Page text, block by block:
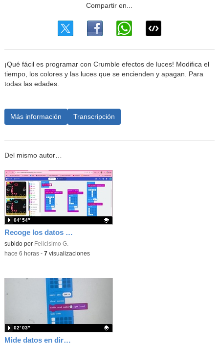
¡Qué fácil es programar con Crumble efectos de luces! Modifica el
tiempo, los colores y las luces que se encienden y apagan. Para
todas las edades.
Más información Transcripción
Del mismo autor…
Recoge los datos en una gráfica programando tu placa microbit con MakeCode y conoce la Tª y nivel de luz en este eclipse
Contenido educativo.
subido por Felicisimo G.
04′ 54″
-hace 6 horas- 7 visualizaciones
Mide datos en directo usando tu placa microbit y programando con MakeCode dos placas conectadas por radio
02′ 03″